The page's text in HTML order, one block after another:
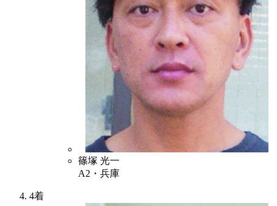
篠塚 光一
A2・兵庫
4着